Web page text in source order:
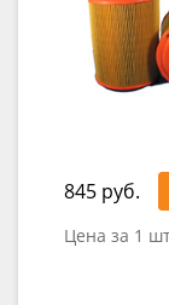
845 руб.
Цена за 1